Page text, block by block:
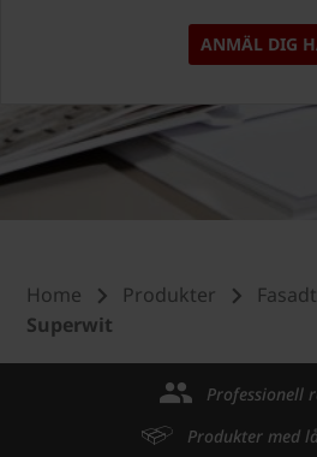
ANMÄL DIG
Home Produkter
Superwit
Professionell
Produkter med